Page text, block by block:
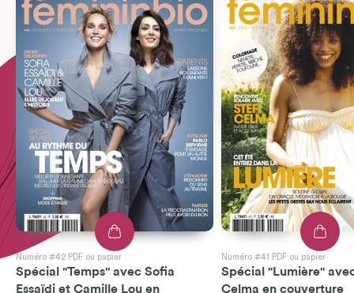
Numéro #42 PDF ou papier
Spécial "Temps" avec Sofia
Essaïdi et Camille Lou en
Numéro #41 PDF ou papier
Spécial "Lumière"
Celma en couverture